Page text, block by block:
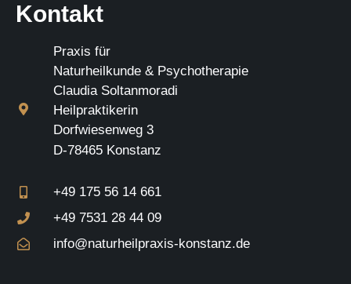
Kontakt
Praxis für
Naturheilkunde & Psychotherapie
Claudia Soltanmoradi
Heilpraktikerin
Dorfwiesenweg 3
D-78465 Konstanz
+49 175 56 14 661
+49 7531 28 44 09
info@naturheilpraxis-konstanz.de